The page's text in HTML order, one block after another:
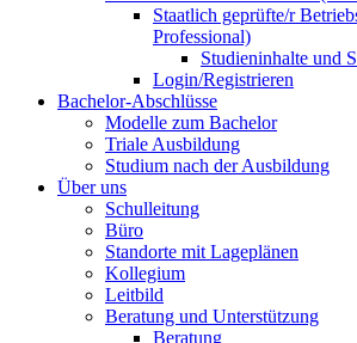
Staatlich geprüfte/r
Professional)
Studieninhalte und
Login/Registrieren
Bachelor-Abschlüsse
Modelle zum Bachelor
Triale Ausbildung
Studium nach der Ausbildung
Über uns
Schulleitung
Büro
Standorte mit Lageplänen
Kollegium
Leitbild
Beratung und Unterstützung
Beratung